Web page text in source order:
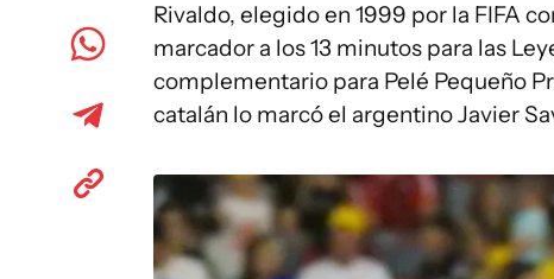
Rivaldo, elegido en 1999 por la FIFA
marcador a los 13 minutos para las
complementario para Pelé Pequeño
catalán lo marcó el argentino Javier